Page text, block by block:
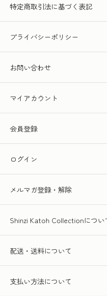
特定商取引法に基づく表記
プライバシーポリシー
お問い合わせ
マイアカウント
会員登録
ログイン
メルマガ登録・解除
Shinzi Katoh Collectionについ
配送・送料について
支払い方法について